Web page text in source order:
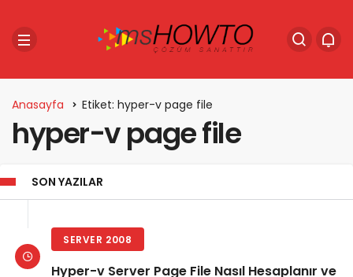
Anasayfa Etiket: hyper-v page file
hyper-v page file
SON YAZILAR
SERVER 2008
Hyper-v Server Page File Nasıl Hesaplanır ve